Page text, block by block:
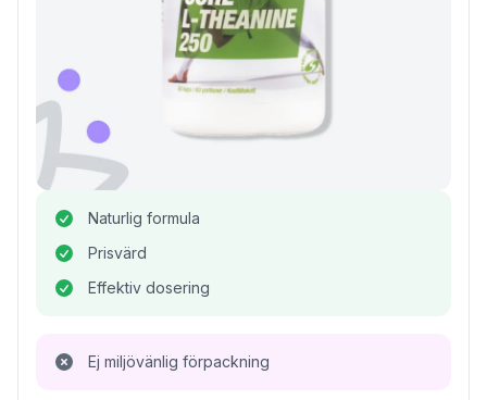
Naturlig formula
Prisvärd
Effektiv dosering
Ej miljövänlig förpackning